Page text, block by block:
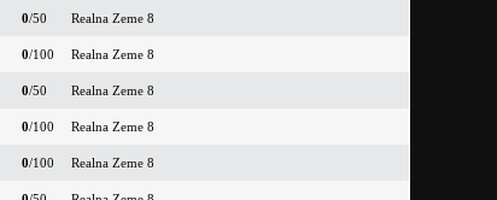
0/50
Realna Zeme 8
0/100 Realna Zeme 8
0/50 Realna Zeme 8
0/100 Realna Zeme 8
0/100 Realna Zeme 8